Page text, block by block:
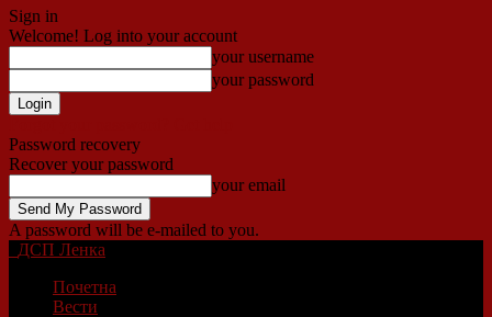
Sign in
Welcome! Log into your account
your username
your password
Password recovery
Recover your password
your email
A password will be e-mailed to you.
ДСП Ленка
Почетна
Вести